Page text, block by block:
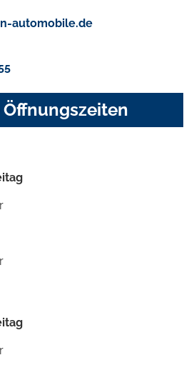
automobile.de
Öffnungszeiten